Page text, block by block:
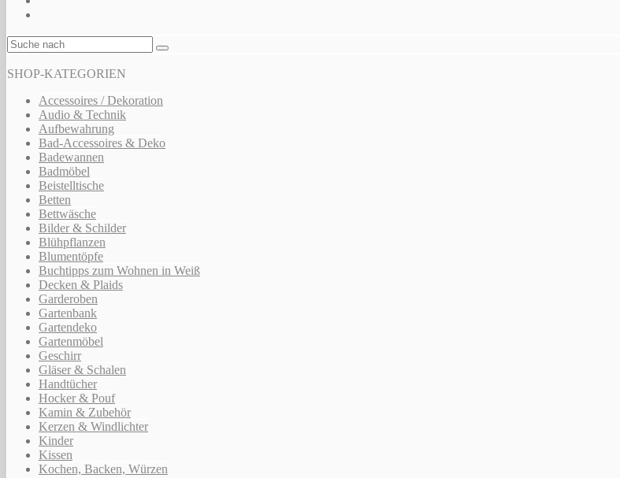
SHOP-KATEGORIEN
Accessoires / Dekoration
Audio & Technik
Aufbewahrung
Bad-Accessoires & Deko
Badewannen
Badmöbel
Beistelltische
Betten
Bettwäsche
Bilder & Schilder
Blühpflanzen
Blumentöpfe
Buchtipps zum Wohnen in Weiß
Decken & Plaids
Garderoben
Gartenbank
Gartendeko
Gartenmöbel
Geschirr
Gläser & Schalen
Handtücher
Hocker & Pouf
Kamin & Zubehör
Kerzen & Windlichter
Kinder
Kissen
Kochen, Backen, Würzen